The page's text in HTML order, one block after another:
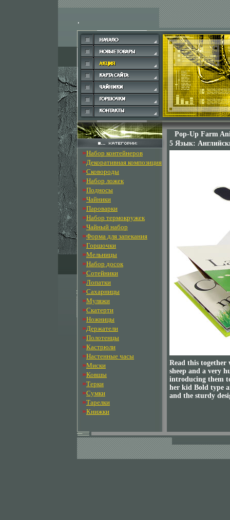
»Набор контейнеров
»Декоративная композиция
»Сковороды
»Набор ложек
»Подносы
»Чайники
»Пароварки
»Набор термокружек
»Чайный набор
»Форма для запекания
»Горшочки
»Мельницы
»Набор досок
»Сотейники
»Лопатки
»Сахарницы
»Муляжи
»Скатерти
»Ножницы
»Держатели
»Полотенцы
»Кастрюли
»Настенные часы
»Миски
»Ковшы
»Терки
»Сумки
»Тарелки
»Книжки
Pop-Up Farm
5 Язык:
Read this together
sheep and a very
introducing them
her kid Bold type
and the sturdy